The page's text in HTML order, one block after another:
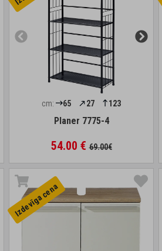
cm: 65 27 123
Planer 7775-4
54.00 €69.00€
Izdevīga cena